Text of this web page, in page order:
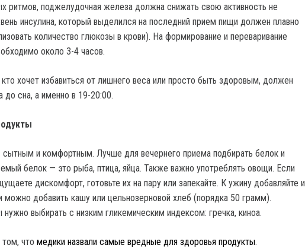
ритмов, поджелудочная железа должна снижать свою активность не
инсулина, который выделился на последний прием пищи должен плавно
количество глюкозы в крови). На формирование и переваривание
около 3-4 часов.
хочет избавиться от лишнего веса или просто быть здоровым, должен
до сна, а именно в 19-20:00.
и комфортным. Лучше для вечернего приема подбирать белок и
белок — это рыба, птица, яйца. Также важно употреблять овощи. Если
дискомфорт, готовьте их на пару или запекайте. К ужину добавляйте и
добавить кашу или цельнозерновой хлеб (порядка 50 грамм).
нужно выбирать с низким гликемическим индексом: гречка, киноа.
что медики назвали самые вредные для здоровья продукты.